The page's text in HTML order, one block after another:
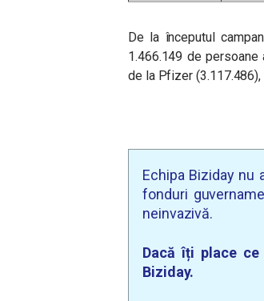
De la începutul
1.466.149 de
de la Pfizer
Echipa Biziday
fonduri
neinvazivă.
Dacă îți place
Biziday.